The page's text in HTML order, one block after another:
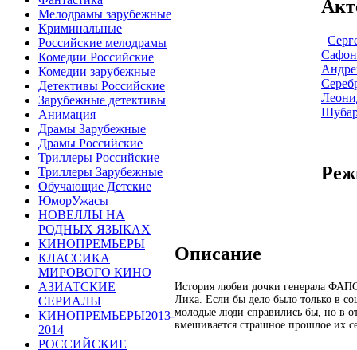
Мелодрамы зарубежные
Криминальные
Российские мелодрамы
Комедии Российские
Комедии зарубежные
Детективы Российские
Зарубежные детективы
Анимация
Драмы Зарубежные
Драмы Российские
Триллеры Российские
Триллеры Зарубежные
Обучающие Детские
ЮморУжасы
НОВЕЛЛЫ НА
РОДНЫХ ЯЗЫКАХ
КИНОПРЕМЬЕРЫ
КЛАССИКА
МИРОВОГО КИНО
АЗИАТСКИЕ
СЕРИАЛЫ
КИНОПРЕМЬЕРЫ2013-
2014
РОССИЙСКИЕ
Описание
История любви дочки генерала
Лика. Если бы дело было только в
молодые люди справились бы, но в
вмешивается страшное прошлое их